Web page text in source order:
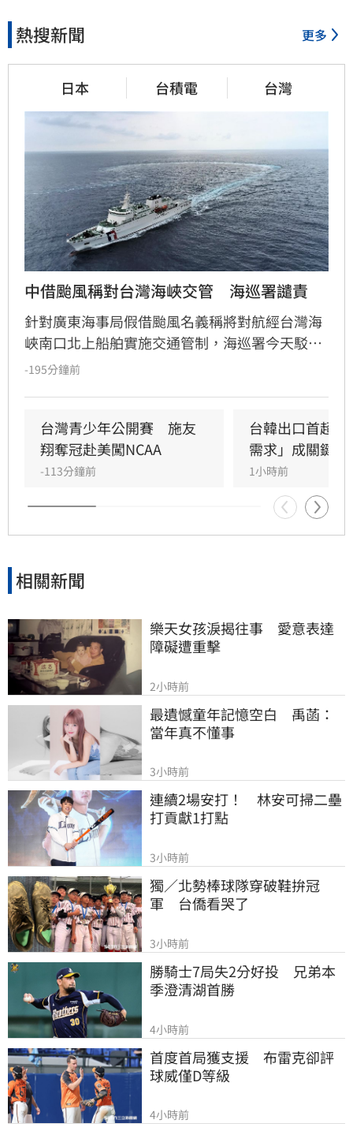
熱搜新聞 更多
日本 台積電 台灣
中借颱風稱對台灣海峽交管　海巡署譴責
針對廣東海事局假借颱風名義稱將對航經台灣海
峽南口北上船舶實施交通管制，海巡署今天駁斥
中國無權在台灣海峽實施交通管制，並嚴厲譴
-195分鐘前
台灣青少年公開賽　施友
翔奪冠赴美闖NCAA
-113分鐘前
台韓出口首超
需求」成關鍵
1小時前
相關新聞
樂天女孩淚揭往事　愛意表達
障礙遭重擊
2小時前
最遺憾童年記憶空白　禹菡：
當年真不懂事
3小時前
連續2場安打！　林安可掃二壘
打貢獻1打點
3小時前
獨／北勢棒球隊穿破鞋拚冠
軍　台僑看哭了
3小時前
勝騎士7局失2分好投　兄弟本
季澄清湖首勝
4小時前
首度首局獲支援　布雷克卻評
球威僅D等級
4小時前